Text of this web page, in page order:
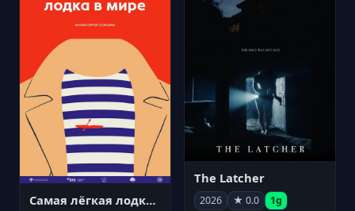
Самая лёгкая лодка в мире
The Latcher
2026 ★ 0.0 1g